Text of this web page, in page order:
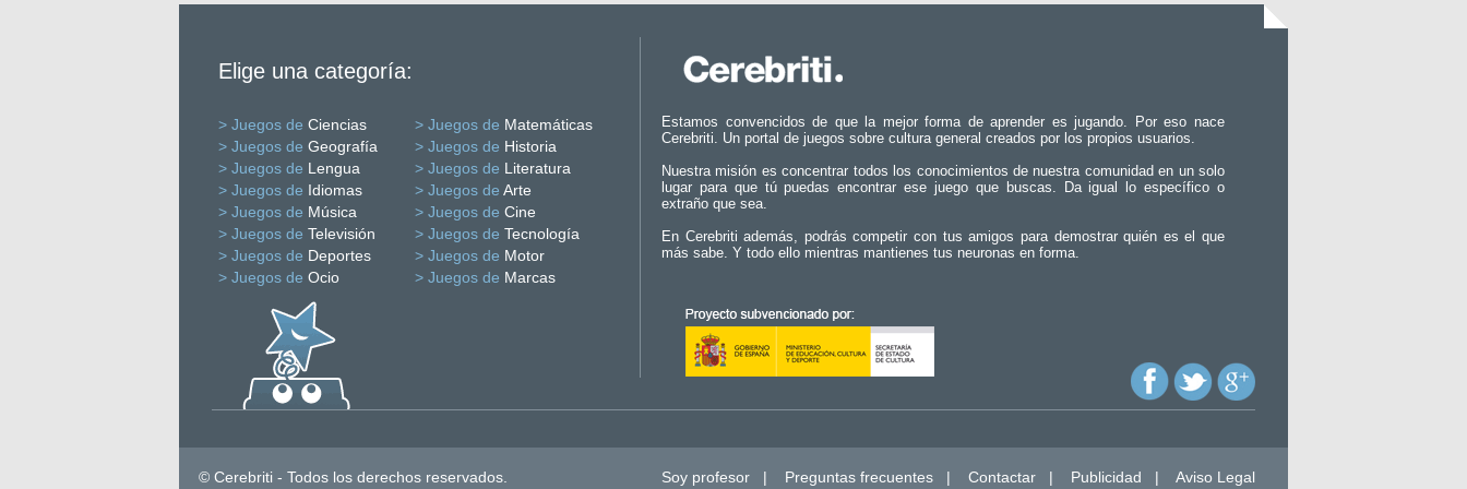
Elige una categoría:
> Juegos de Ciencias > Juegos de Matemáticas
> Juegos de Geografía > Juegos de Historia
> Juegos de Lengua > Juegos de Literatura
> Juegos de Idiomas > Juegos de Arte
> Juegos de Música > Juegos de Cine
> Juegos de Televisión > Juegos de Tecnología
> Juegos de Deportes > Juegos de Motor
> Juegos de Ocio > Juegos de Marcas
Estamos convencidos de que la mejor forma de aprender es jugando. Por eso nace
Cerebriti. Un portal de juegos sobre cultura general creados por los propios usuarios.
Nuestra misión es concentrar todos los conocimientos de nuestra comunidad en un solo
lugar para que tú puedas encontrar ese juego que buscas. Da igual lo específico o
extraño que sea.
En Cerebriti además, podrás competir con tus amigos para demostrar quién es el que
más sabe. Y todo ello mientras mantienes tus neuronas en forma.
© Cerebriti - Todos los derechos reservados. Soy profesor | Preguntas frecuentes | Contactar | Publicidad | Aviso Legal